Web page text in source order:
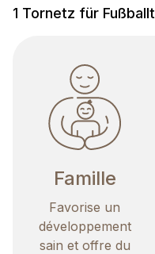
1 Tornetz für
Famille
Favorise un
développement
sain et offre du